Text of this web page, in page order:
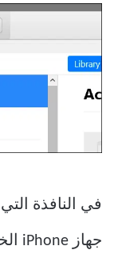
في النافذة